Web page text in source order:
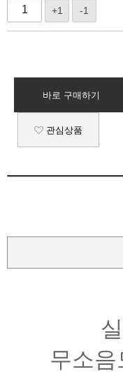
+1 -1
바로 구매하기
관심상품
무소음